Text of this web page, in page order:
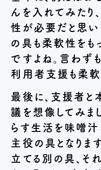
んを入れてみたり
性が必要だと思い
の具も柔軟性をも
ですよね。言わず
利用者支援も柔軟
最後に、支援者と
議を想像してみま
らす生活を味噌汁
主役の具となりま
立てる別の具、そ